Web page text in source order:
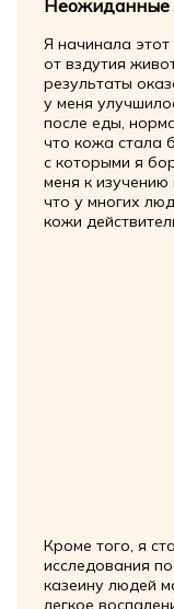
Неожиданные
Я начинала
от вздутия
результаты
у меня
после еды,
что кожа стала
с которыми я
меня к
что у многих
кожи
Кроме того, я
исследования
казеину людей
легкое